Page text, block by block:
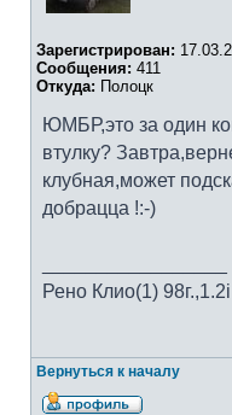
Зарегистрирован:
Сообщения: 411
Откуда: Полоцк
ЮМБР,это за один
втулку?
клубная,может
добрацца !:-)
Рено Клио(1)
Вернуться к началу